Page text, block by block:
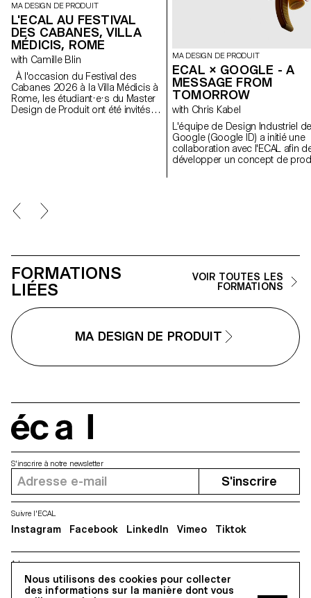
MA DESIGN DE PRODUIT
L'ECAL AU FESTIVAL
DES CABANES, VILLA
MÉDICIS, ROME
with Camille Blin
À l'occasion du Festival des
Cabanes 2026 à la Villa Médicis à
Rome, les étudiant·e·s du Master
Design de Produit ont été invités à
fonctions et de l'interaction avec
les visiteurs. Les étudiant·e·s ont
briques et autres matériaux) pour
construire leurs installations. Le
projet a été sélectionné et
accompagné par le designer
français Ronan Bouroullec, l'ECAL,
la Villa Médicis et Mutina.
MA DESIGN DE PRODUIT
ECAL × GOOGLE - A
MESSAGE FROM
TOMORROW
with Chris Kabel
L'équipe de Design Industriel
Google (Google ID) a initié une
collaboration avec l'ECAL afin
développer un concept de
conceptuels s’intéressent à la
dimension humaine de la
technologie
mobile: comment elle influence
vers des formes plus intuitives
dialogue fertile entre
et industrie, cette collaboration
reflète l'approche expérimentale
émergentes.
FORMATIONS
LIÉES
VOIR TOUTES LES
FORMATIONS
MA DESIGN DE PRODUIT
Nous utilisons des cookies pour collecter
des informations sur la manière dont vous
Adresse
5, avenue du Temple, CH-1020 Renens
S'inscrire à notre newsletter
S'inscrire
Suivre l'ECAL
Instagram Facebook LinkedIn Vimeo Tiktok